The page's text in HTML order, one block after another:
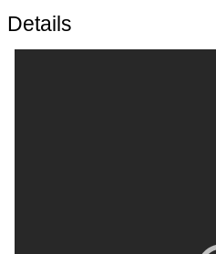
Details